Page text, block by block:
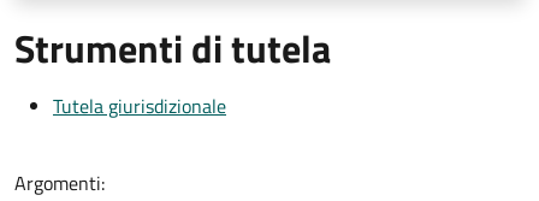
Strumenti di tutela
Tutela giurisdizionale
Argomenti: